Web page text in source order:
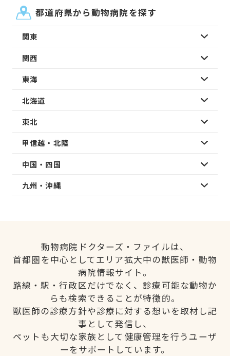
都道府県から動物病院を探す
関東
関西
東海
北海道
東北
甲信越・北陸
中国・四国
九州・沖縄
動物病院ドクターズ・ファイルは、
首都圏を中心としてエリア拡大中の獣医師・動物
病院情報サイト。
路線・駅・行政区だけでなく、診療可能な動物か
らも検索できることが特徴的。
獣医師の診療方針や診療に対する想いを取材し記
事として発信し、
ペットも大切な家族として健康管理を行うユーザ
ーをサポートしています。